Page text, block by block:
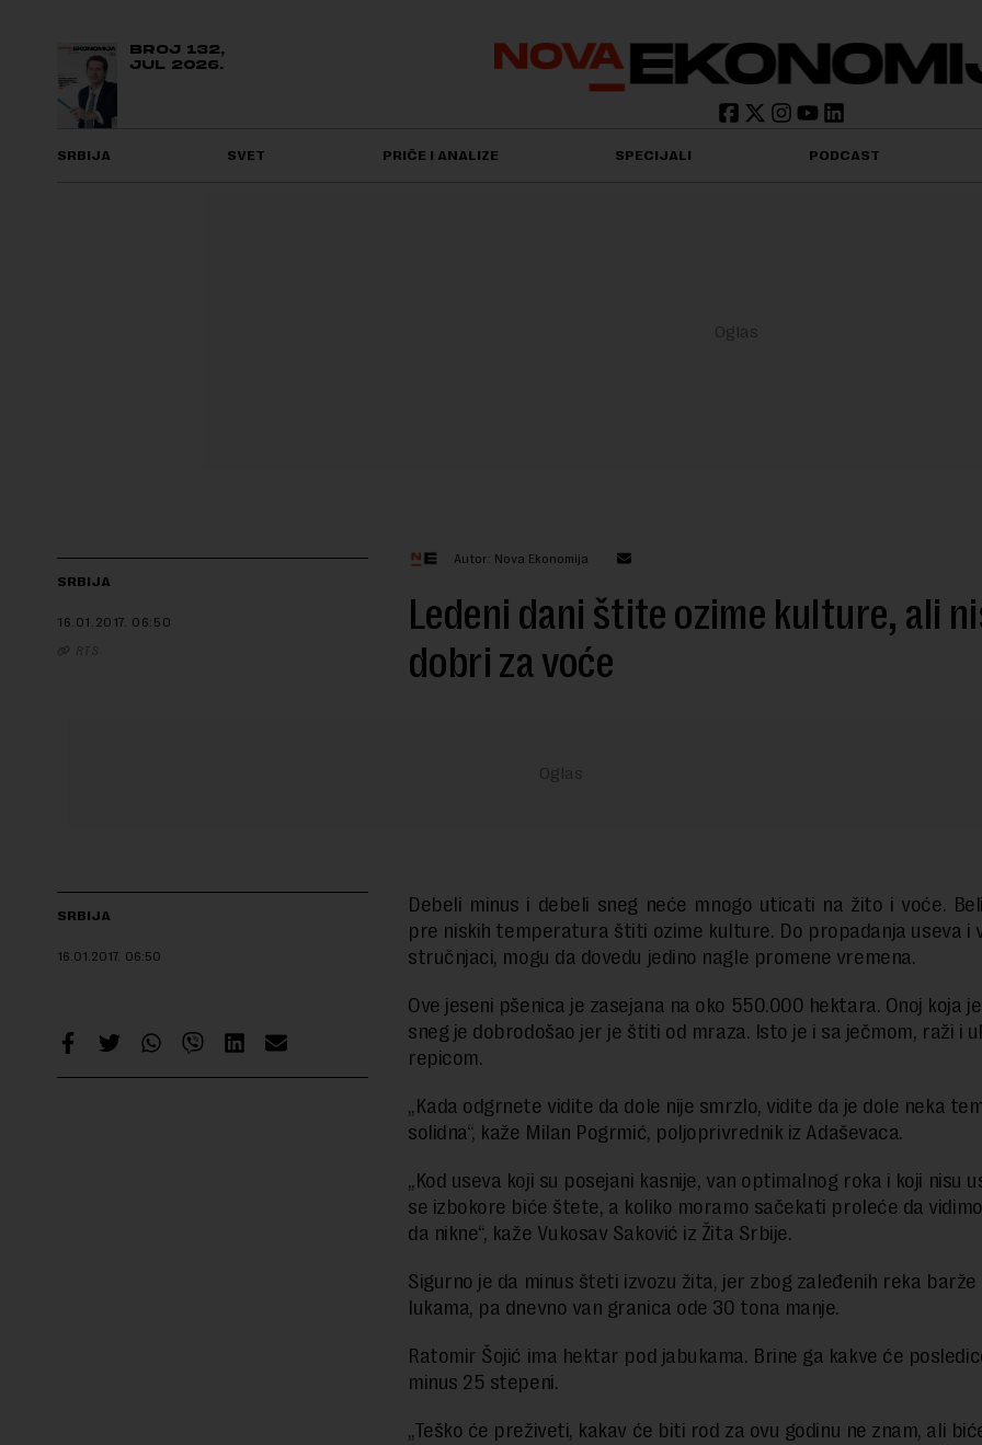
BROJ 132,
JUL 2026.
SRBIJA SVET PRIČE I ANALIZE SPECIJALI PODCAST
SRBIJA
16.01.2017. 06:50
RTS
Autor: Nova Ekonomija
Ledeni dani štite ozime kulture, ali
dobri za voće
SRBIJA
16.01.2017. 06:50
Debeli minus i debeli sneg neće mnogo uticati na žito i voće.
pre niskih temperatura štiti ozime kulture. Do propadanja useva i
stručnjaci, mogu da dovedu jedino nagle promene vremena.
Ove jeseni pšenica je zasejana na oko 550.000 hektara. Onoj koja
sneg je dobrodošao jer je štiti od mraza. Isto je i sa ječmom, raži i
repicom.
„Kada odgrnete vidite da dole nije smrzlo, vidite da je dole neka
solidna“, kaže Milan Pogrmić, poljoprivrednik iz Adaševaca.
„Kod useva koji su posejani kasnije, van optimalnog roka i koji nisu
se izbokore biće štete, a koliko moramo sačekati proleće da
da nikne“, kaže Vukosav Saković iz Žita Srbije.
Sigurno je da minus šteti izvozu žita, jer zbog zaleđenih reka barže
lukama, pa dnevno van granica ode 30 tona manje.
Ratomir Šojić ima hektar pod jabukama. Brine ga kakve će
minus 25 stepeni.
„Teško će preživeti, kakav će biti rod za ovu godinu ne znam, ali